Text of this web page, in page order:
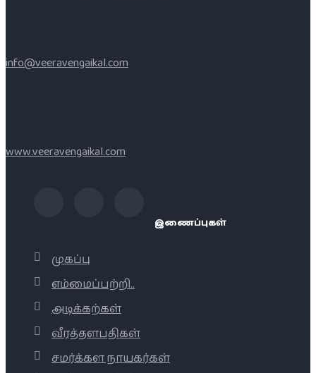
info@veeravengaikal.com
www.veeravengaikal.com
இணைப்புகள்
முகப்பு
எம்மைப்பற்றி..
அடிக்கற்கள்
வீரத்தளபதிகள்
சமர்க்கள நாயகர்கள்